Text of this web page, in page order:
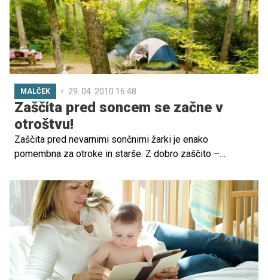
MALČEK 29. 04. 2010 16.48
Zaščita pred soncem se začne v
otroštvu!
Zaščita pred nevarnimi sončnimi žarki je enako
pomembna za otroke in starše. Z dobro zaščito –
prostem uživali dalj časa.